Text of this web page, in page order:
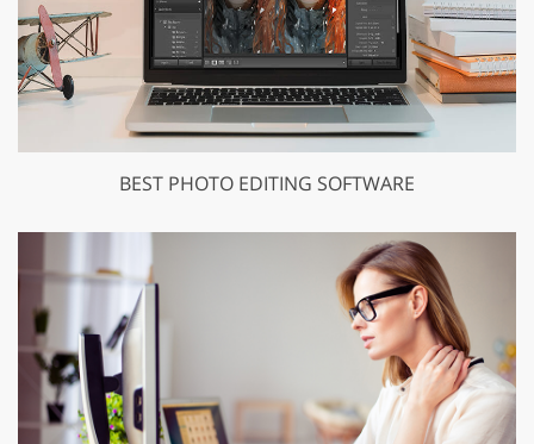
BEST PHOTO EDITING SOFTWARE